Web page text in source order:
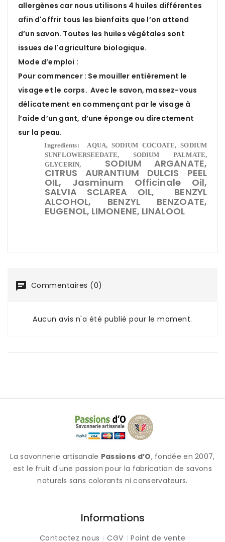
allergènes car nous utilisons 4 huiles différentes
afin d'offrir tous les bienfaits que l’on attend
d’un savon. Toutes les huiles végétales sont
issues de l'agriculture biologique.
Mode d’emploi :
Pour commencer : Se mouiller entièrement le
visage et le corps. Avec le savon, massez-vous
délicatement en commençant par le visage à
l’aide d’un gant, d’une éponge ou directement
sur la peau.
Ingredients:
AQUA, SODIUM COCOATE, SODIUM
SUNFLOWERSEEDATE, SODIUM PALMATE,
GLYCERIN, SODIUM ARGANATE,
CITRUS AURANTIUM DULCIS PEEL
OIL, Jasminum Officinale Oil,
SALVIA SCLAREA OIL, BENZYL
ALCOHOL, BENZYL BENZOATE,
EUGENOL, LIMONENE, LINALOOL
Commentaires (0)
Aucun avis n'a été publié pour le moment.
La savonnerie artisanale Passions d’O, fondée en 2007,
est le fruit d'une passion pour la fabrication de savons
naturels sans colorants ni conservateurs.
Informations
Contactez nous CGV Point de vente